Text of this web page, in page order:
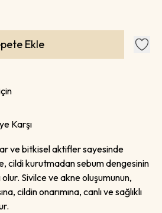
Ekle
Karşı
ve bitkisel aktifler sayesinde
cildi kurutmadan sebum dengesinin
olur. Sivilce ve akne oluşumunun,
cildin onarımına, canlı ve sağlıklı